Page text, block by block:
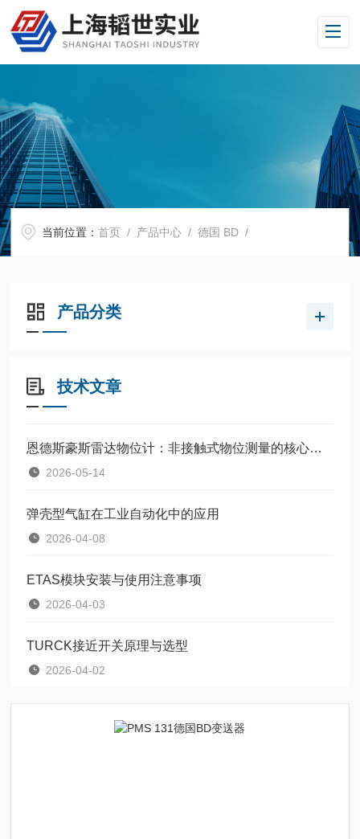
当前位置：首页 / 产品中心 /德国 BD /
产品分类
技术文章
恩德斯豪斯雷达物位计：非接触式物位测量的核心设备
2026-05-14
弹壳型气缸在工业自动化中的应用
2026-04-08
ETAS模块安装与使用注意事项
2026-04-03
TURCK接近开关原理与选型
2026-04-02